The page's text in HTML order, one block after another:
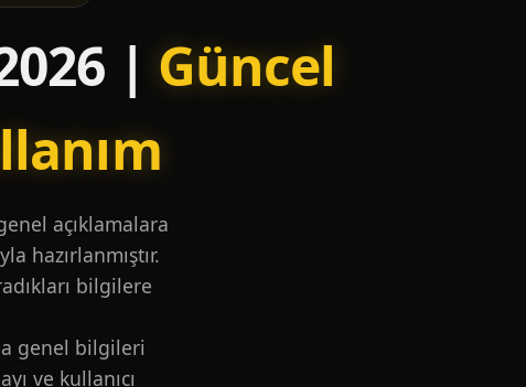
| Güncel
açıklamalara
hazırlanmıştır.
bilgilere
genel bilgileri
ve kullanıcı